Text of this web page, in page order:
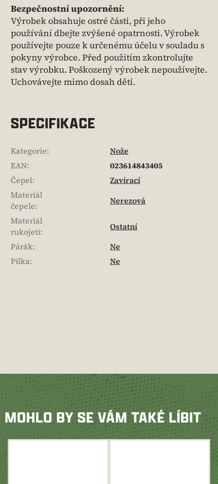
Bezpečnostní upozornění:
Výrobek obsahuje ostré části, při jeho
používání dbejte zvýšené opatrnosti. Výrobek
používejte pouze k určenému účelu v souladu s
pokyny výrobce. Před použitím zkontrolujte
stav výrobku. Poškozený výrobek nepoužívejte.
Uchovávejte mimo dosah dětí.
SPECIFIKACE
Kategorie:
Nože
EAN:
023614843405
Čepel:
Zavírací
Materiál
čepele:
Nerezová
Materiál
rukojeti:
Ostatní
Párák:
Ne
Pilka: Ne
MOHLO BY SE VÁM TAKÉ LÍBIT